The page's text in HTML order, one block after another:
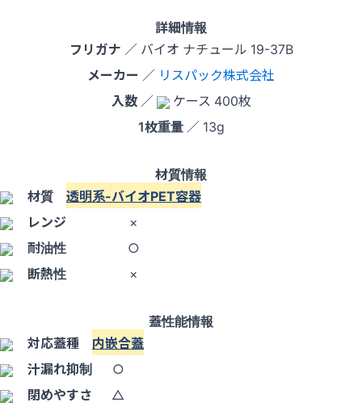
詳細情報
フリガナ ／ バイオ ナチュール 19-37B
メーカー ／ リスパック株式会社
入数／
ケース 400枚
1枚重量／ 13g
材質情報
材質 透明系-バイオPET容器
レンジ
×
耐油性
○
断熱性
×
蓋性能情報
対応蓋種 内嵌合蓋
汁漏れ抑制
○
閉めやすさ
△